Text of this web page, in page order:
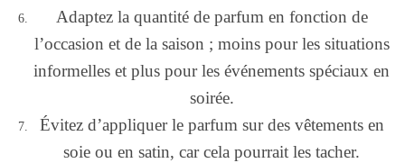
Adaptez la quantité de parfum en fonction de
l’occasion et de la saison ; moins pour les situations
informelles et plus pour les événements spéciaux en
soirée.
Évitez d’appliquer le parfum sur des vêtements en
soie ou en satin, car cela pourrait les tacher.